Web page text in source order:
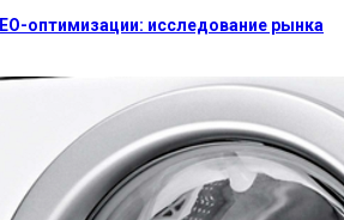
оптимизации: исследование рынка